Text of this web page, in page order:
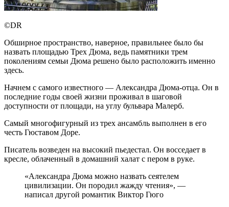
©DR
Обширное пространство, наверное, правильнее было бы
назвать площадью Трех Дюма, ведь памятники трем
поколениям семьи Дюма решено было расположить именно
здесь.
Начнем с самого известного — Александра Дюма-отца. Он в
последние годы своей жизни проживал в шаговой
доступности от площади, на углу бульвара Малерб.
Самый многофигурный из трех ансамбль выполнен в его
честь Гюставом Доре.
Писатель возведен на высокий пьедестал. Он восседает в
кресле, облаченный в домашний халат с пером в руке.
«Александра Дюма можно назвать сеятелем
цивилизации. Он породил жажду чтения», —
написал другой романтик Виктор Гюго